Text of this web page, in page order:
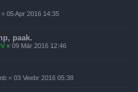
« 05 Apr 2016 14:35
paak.
« 09 Mär 2016 12:46
« 03 Veebr 2016 05:38